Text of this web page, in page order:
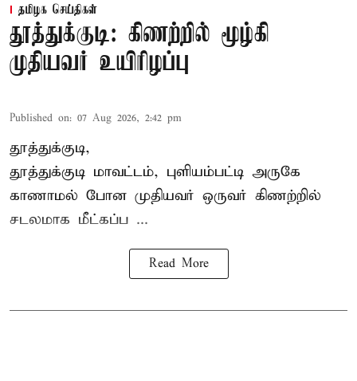
தமிழக செய்திகள்
தூத்துக்குடி: கிணற்றில் மூழ்கி
முதியவர் உயிரிழப்பு
Published on: 07 Aug 2026, 2:42 pm
தூத்துக்குடி,
தூத்துக்குடி மாவட்டம், புளியம்பட்டி அருகே
காணாமல் போன முதியவர் ஒருவர் கிணற்றில்
சடலமாக மீட்கப்ப ...
Read More